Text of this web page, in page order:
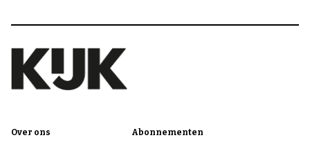
Over ons Abonnementen